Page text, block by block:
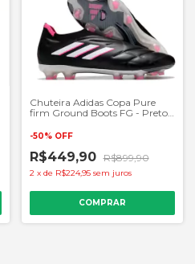
Chuteira Adidas Copa Pure
firm Ground Boots FG - Preto e
-50% OFF
R$449,90 R$899,90
2 x de R$224,95 sem juros
COMPRAR